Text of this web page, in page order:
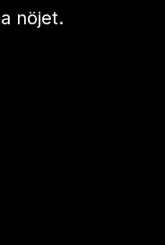
nöjet.